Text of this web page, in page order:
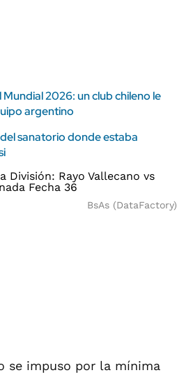
2026: un club chileno le
argentino
sanatorio donde estaba
BsAs (DataFactory)
se impuso por la mínima